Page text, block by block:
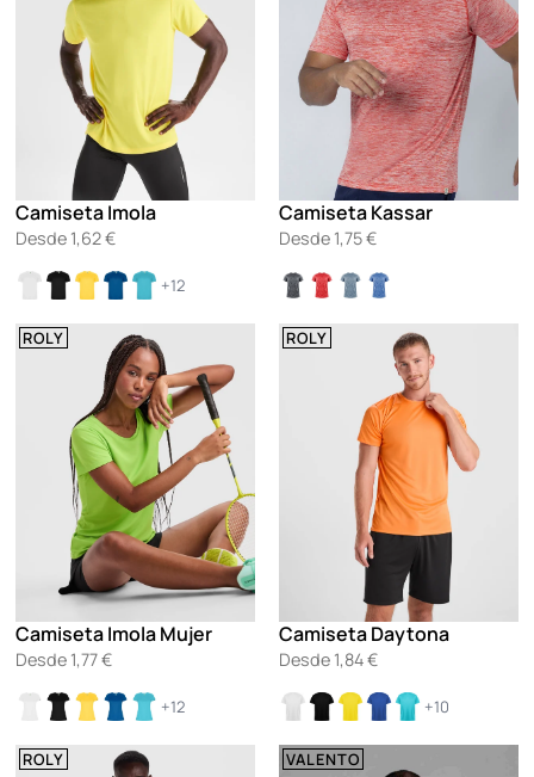
Camiseta Imola
Desde 1,62€
+12
Camiseta Kassar
Desde 1,75€
ROLY
Camiseta Imola Mujer
Desde 1,77€
+12
ROLY
Camiseta Daytona
Desde 1,84€
+10
ROLY VALENTO